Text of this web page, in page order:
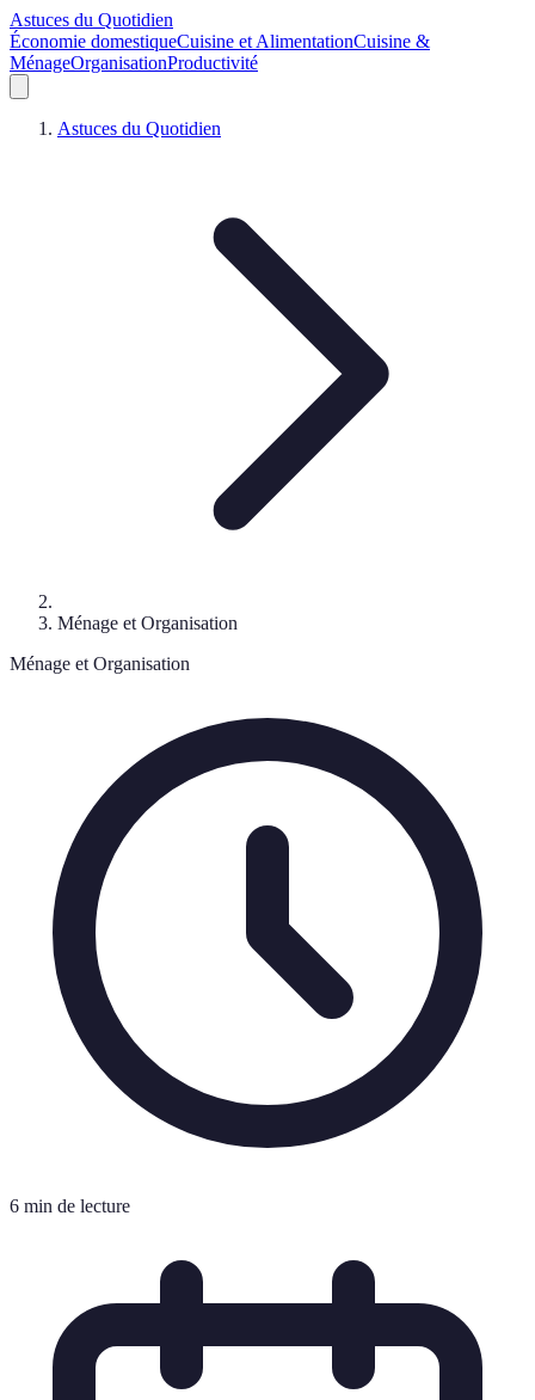
Astuces du Quotidien
Économie domestiqueCuisine et AlimentationCuisine &
MénageOrganisationProductivité
Astuces du Quotidien
Ménage et Organisation
Ménage et Organisation
6 min de lecture